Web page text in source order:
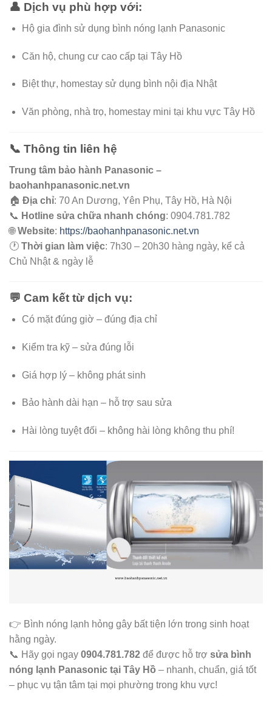
👤 Dịch vụ phù hợp với:
Hộ gia đình sử dụng bình nóng lạnh Panasonic
Căn hộ, chung cư cao cấp tại Tây Hồ
Biệt thự, homestay sử dụng bình nội địa Nhật
Văn phòng, nhà trọ, homestay mini tại khu vực Tây Hồ
📞 Thông tin liên hệ
Trung tâm bảo hành Panasonic –
baohanhpanasonic.net.vn
🏠 Địa chỉ: 70 An Dương, Yên Phụ, Tây Hồ, Hà Nội
📞 Hotline sửa chữa nhanh chóng: 0904.781.782
🌐Website: https://baohanhpanasonic.net.vn
🕐 Thời gian làm việc: 7h30 – 20h30 hàng ngày, kể cả
Chủ Nhật & ngày lễ
💬 Cam kết từ dịch vụ:
Có mặt đúng giờ – đúng địa chỉ
Kiểm tra kỹ – sửa đúng lỗi
Giá hợp lý – không phát sinh
Bảo hành dài hạn – hỗ trợ sau sửa
Hài lòng tuyệt đối – không hài lòng không thu phí!
👉 Bình nóng lạnh hỏng gây bất tiện lớn trong sinh hoạt
hằng ngày.
📞 Hãy gọi ngay 0904.781.782 để được hỗ trợ sửa bình
nóng lạnh Panasonic tại Tây Hồ – nhanh, chuẩn, giá tốt
– phục vụ tận tâm tại mọi phường trong khu vực!